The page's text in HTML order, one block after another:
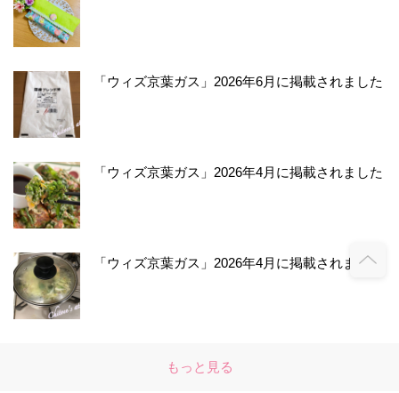
「ウィズ京葉ガス」2026年6月に掲載されました
「ウィズ京葉ガス」2026年4月に掲載されました
「ウィズ京葉ガス」2026年4月に掲載されました
もっと見る